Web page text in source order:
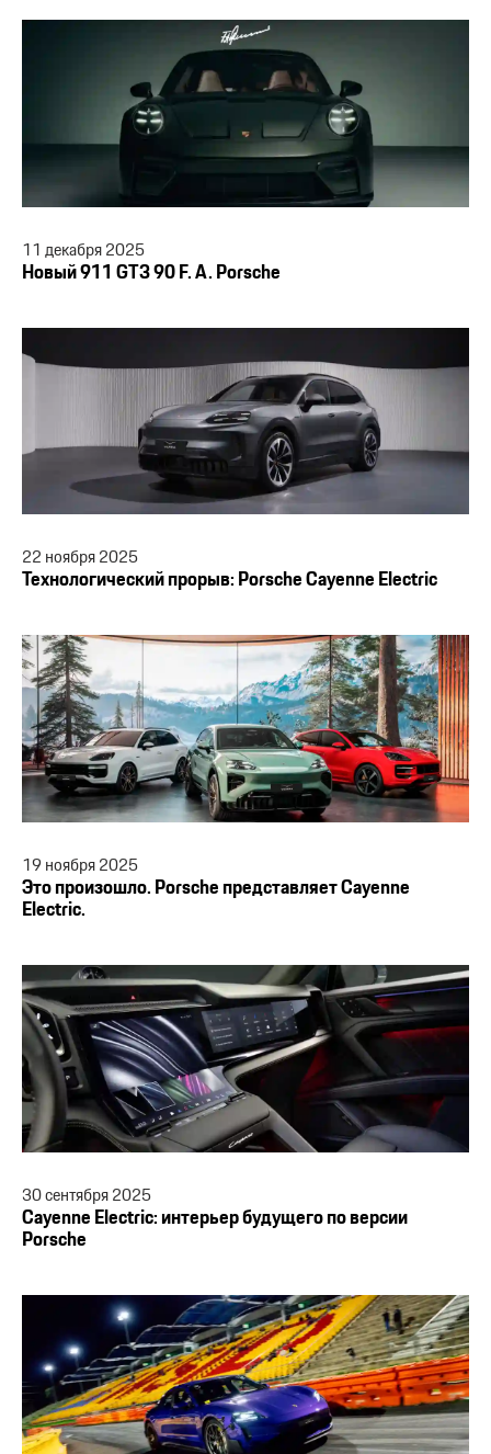
11 декабря2025
Новый 911 GT3 90 F. A. Porsche
22 ноября2025
Технологический прорыв: Porsche Cayenne Electric
19ноября2025
Это произошло. Porsche представляет Cayenne
Electric.
30сентября2025
Cayenne Electric: интерьер будущего по версии
Porsche